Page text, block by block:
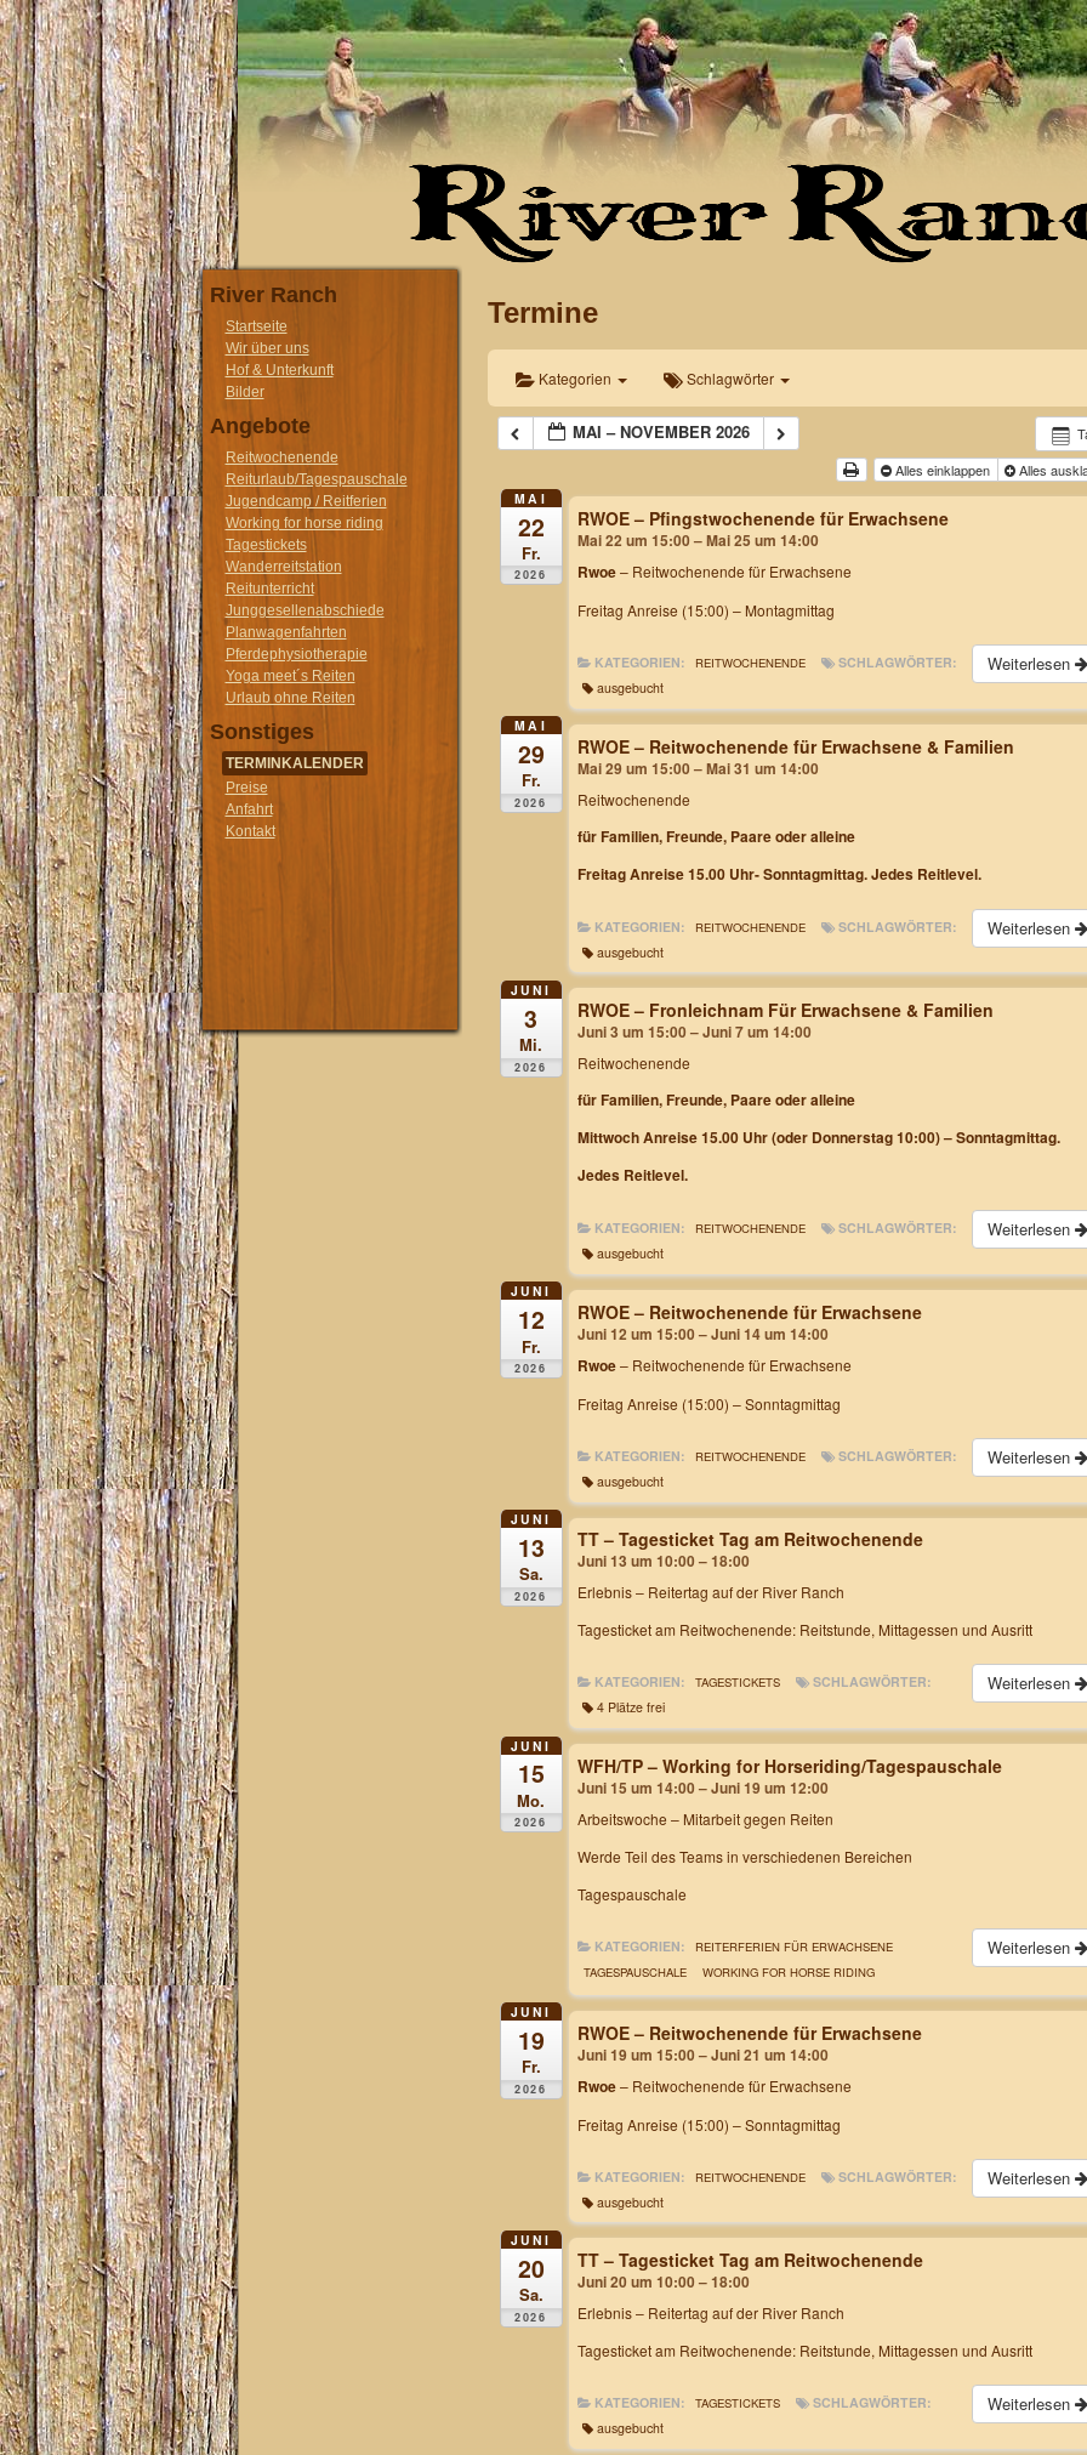
River Ranch
Startseite
Wir über uns
Hof & Unterkunft
Bilder
Angebote
Reitwochenende
Reiturlaub/Tagespauschale
Jugendcamp / Reitferien
Working for horse riding
Tagestickets
Wanderreitstation
Reitunterricht
Junggesellenabschiede
Planwagenfahrten
Pferdephysiotherapie
Yoga meet´s Reiten
Urlaub ohne Reiten
Sonstiges
TERMINKALENDER
Preise
Anfahrt
Kontakt
Termine
Kategorien Schlagwörter
MAI – NOVEMBER 2026
Alles einklappen Alles
MAI
22
Fr.
2026
RWOE – Pfingstwochenende für Erwachsene
Mai 22 um 15:00 – Mai 25 um 14:00
Rwoe– Reitwochenende für Erwachsene
Freitag Anreise (15:00) – Montagmittag
Weiterlesen
KATEGORIEN: REITWOCHENENDE
SCHLAGWÖRTER:
ausgebucht
MAI
29
Fr.
2026
RWOE – Reitwochenende für Erwachsene & Familien
Mai 29 um 15:00 – Mai 31 um 14:00
Reitwochenende
für Familien, Freunde, Paare oder alleine
Freitag Anreise 15.00 Uhr- Sonntagmittag. Jedes Reitlevel.
Weiterlesen
KATEGORIEN: REITWOCHENENDE
SCHLAGWÖRTER:
ausgebucht
JUNI
3
Mi.
2026
RWOE – Fronleichnam Für Erwachsene & Familien
Juni 3 um 15:00 – Juni 7 um 14:00
Reitwochenende
für Familien, Freunde, Paare oder alleine
Mittwoch Anreise 15.00 Uhr (oder Donnerstag 10:00) – Sonntagmittag.
Jedes Reitlevel.
Weiterlesen
KATEGORIEN: REITWOCHENENDE
SCHLAGWÖRTER:
ausgebucht
JUNI
12
Fr.
2026
RWOE – Reitwochenende für Erwachsene
Juni 12 um 15:00 – Juni 14 um 14:00
Rwoe– Reitwochenende für Erwachsene
Freitag Anreise (15:00) – Sonntagmittag
Weiterlesen
KATEGORIEN: REITWOCHENENDE
SCHLAGWÖRTER:
ausgebucht
JUNI
13
Sa.
2026
TT – Tagesticket Tag am Reitwochenende
Juni 13 um 10:00 – 18:00
Erlebnis – Reitertag auf der River Ranch
Tagesticket am Reitwochenende: Reitstunde, Mittagessen und Ausritt
Weiterlesen
KATEGORIEN: TAGESTICKETS
SCHLAGWÖRTER:
4 Plätze frei
JUNI
15
Mo.
2026
WFH/TP – Working for Horseriding/Tagespauschale
Juni 15 um 14:00 – Juni 19 um 12:00
Arbeitswoche – Mitarbeit gegen Reiten
Werde Teil des Teams in verschiedenen Bereichen
Tagespauschale
Weiterlesen
KATEGORIEN:
REITERFERIEN FÜR ERWACHSENE
TAGESPAUSCHALE
WORKING FOR HORSE RIDING
JUNI
19
Fr.
2026
RWOE – Reitwochenende für Erwachsene
Juni 19 um 15:00 – Juni 21 um 14:00
Rwoe– Reitwochenende für Erwachsene
Freitag Anreise (15:00) – Sonntagmittag
Weiterlesen
KATEGORIEN: REITWOCHENENDE
SCHLAGWÖRTER:
ausgebucht
JUNI
20
Sa.
2026
TT – Tagesticket Tag am Reitwochenende
Juni 20 um 10:00 – 18:00
Erlebnis – Reitertag auf der River Ranch
Tagesticket am Reitwochenende: Reitstunde, Mittagessen und Ausritt
Weiterlesen
KATEGORIEN: TAGESTICKETS
SCHLAGWÖRTER:
ausgebucht